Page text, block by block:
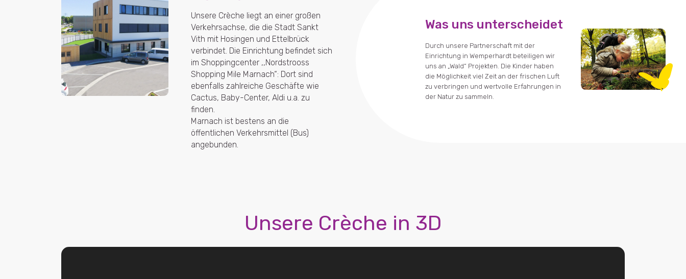
Unsere Crèche liegt an einer großen
Verkehrsachse, die die Stadt Sankt
Vith mit Hosingen und Ettelbrück
verbindet. Die Einrichtung befindet sich
im Shoppingcenter ,,Nordstrooss
Shopping Mile Marnach“: Dort sind
ebenfalls zahlreiche Geschäfte wie
Cactus, Baby-Center, Aldi u.a. zu
finden.
Marnach ist bestens an die
öffentlichen Verkehrsmittel (Bus)
angebunden.
Was uns unterscheidet
Durch unsere Partnerschaft mit der
Einrichtung in Wemperhardt beteiligen wir
uns an „Wald“ Projekten. Die Kinder haben
die Möglichkeit viel Zeit an der frischen Luft
zu verbringen und wertvolle Erfahrungen in
der Natur zu sammeln.
Unsere Crèche in 3D